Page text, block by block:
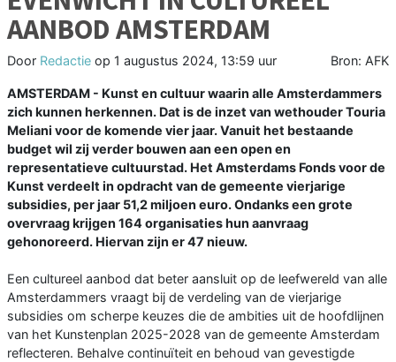
AANBOD AMSTERDAM
Door Redactie op 1 augustus 2024, 13:59 uur Bron: AFK
AMSTERDAM - Kunst en cultuur waarin alle Amsterdammers
zich kunnen herkennen. Dat is de inzet van wethouder Touria
Meliani voor de komende vier jaar. Vanuit het bestaande
budget wil zij verder bouwen aan een open en
representatieve cultuurstad. Het Amsterdams Fonds voor de
Kunst verdeelt in opdracht van de gemeente vierjarige
subsidies, per jaar 51,2 miljoen euro. Ondanks een grote
overvraag krijgen 164 organisaties hun aanvraag
gehonoreerd. Hiervan zijn er 47 nieuw.
Een cultureel aanbod dat beter aansluit op de leefwereld van alle
Amsterdammers vraagt bij de verdeling van de vierjarige
subsidies om scherpe keuzes die de ambities uit de hoofdlijnen
van het Kunstenplan 2025-2028 van de gemeente Amsterdam
reflecteren. Behalve continuïteit en behoud van gevestigde